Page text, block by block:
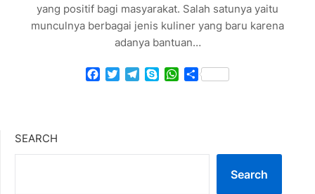
yang positif bagi masyarakat. Salah satunya yaitu
munculnya berbagai jenis kuliner yang baru karena
adanya bantuan…
Facebook
TwitterTelegram
SkypeWhatsApp
Share
SEARCH
Search